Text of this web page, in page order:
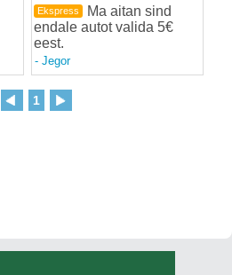
Ekspress
Ma aitan sind
endale autot valida 5€
eest.
- Jegor
1